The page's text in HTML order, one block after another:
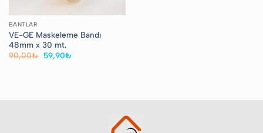
BANTLAR
VE-GE Maskeleme Bandı
48mm x 30 mt.
90,00₺ Orijinal
fiyat:
59,90₺